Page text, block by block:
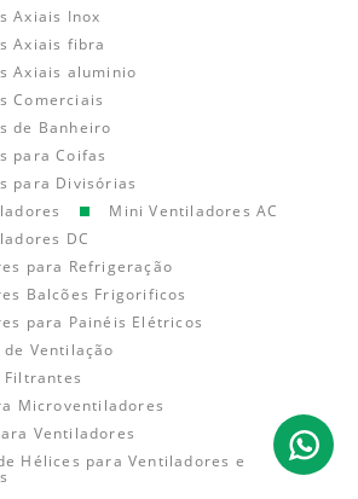
Axiais Inox
Axiais fibra
Axiais aluminio
Comerciais
de Banheiro
para Coifas
para Divisórias
Mini Ventiladores AC
DC
para Refrigeração
Balcões Frigorificos
para Painéis Elétricos
Ventilação
Filtrantes
Microventiladores
Ventiladores
Hélices para Ventiladores e